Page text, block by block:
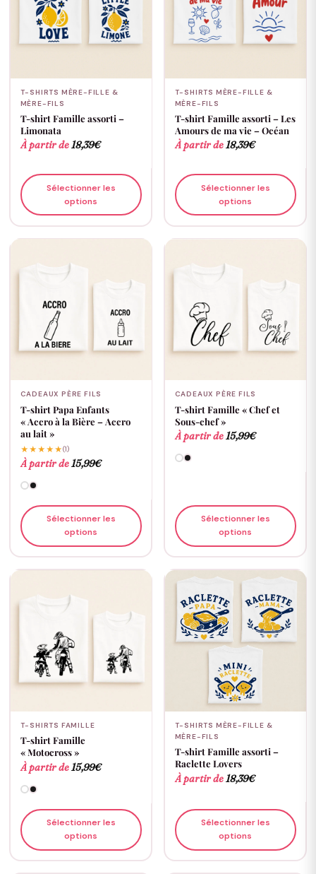
T-SHIRTS MÈRE-FILLE &
MÈRE-FILS
T-shirt Famille assorti –
Limonata
À partir de18,39€
Sélectionner les
options
T-SHIRTS MÈRE-FILLE &
MÈRE-FILS
T-shirt Famille assorti – Les
Amours de ma vie – Océan
À partir de18,39€
Sélectionner les
options
CADEAUX PÈRE FILS
T-shirt Papa Enfants
« Accro à la Bière – Accro
au lait »
★★★★★(1)
À partir de15,99€
Sélectionner les
options
CADEAUX PÈRE FILS
T-shirt Famille « Chef et
Sous-chef »
À partir de15,99€
Sélectionner les
options
T-SHIRTS FAMILLE
T-shirt Famille
« Motocross »
À partir de 15,99€
Sélectionner les
options
T-SHIRTS MÈRE-FILLE &
MÈRE-FILS
T-shirt Famille assorti –
Raclette Lovers
À partir de 18,39€
Sélectionner les
options